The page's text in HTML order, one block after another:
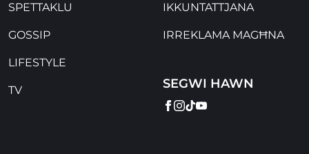
SPETTAKLU
GOSSIP
LIFESTYLE
TV
IKKUNTATTJANA
IRREKLAMA MAGĦNA
SEGWI HAWN
FACEBOOK
INSTAGRAM
TIKTOK
YOUTUBE